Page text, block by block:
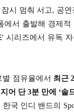
시 멈춰 서고, 공
에서 출발해 경제
' 시리즈에서 유독
점유율에서 최근
어 단 3분 만에 ‘솔
국 인디 밴드의